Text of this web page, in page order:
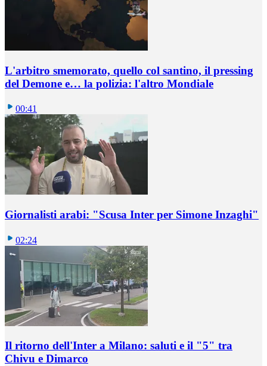
L'arbitro smemorato, quello col santino, il pressing
del Demone e… la polizia: l'altro Mondiale
00:41
Giornalisti arabi: "Scusa Inter per Simone Inzaghi"
02:24
Il ritorno dell'Inter a Milano: saluti e il "5" tra
Chivu e Dimarco